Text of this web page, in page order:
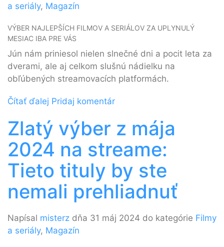
a seriály, Magazín
VÝBER NAJLEPŠÍCH FILMOV A SERIÁLOV ZA UPLYNULÝ
MESIAC IBA PRE VÁS
Jún nám priniesol nielen slnečné dni a pocit leta za
dverami, ale aj celkom slušnú nádielku na
obľúbených streamovacích platformách.
Čítať ďalej Pridaj komentár
Zlatý výber z mája
2024 na streame:
Tieto tituly by ste
nemali prehliadnuť
Napísal misterz dňa 31 máj 2024 do kategórie Filmy
a seriály, Magazín